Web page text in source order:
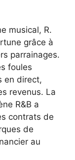
musical, R.
grâce à
parrainages.
foules
en direct,
revenus. La
R&B a
contrats de
de
au